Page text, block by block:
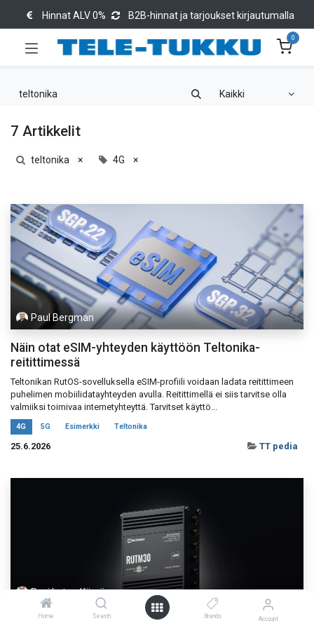
Home Search Brands Account
Hinnat ALV 0% B2B-hinnat ja tarjoukset kirjautumalla
0
Kaikki
7 Artikkelit
teltonika × 4G ×
Paul Bergman
Näin otat eSIM-yhteyden käyttöön Teltonika-
reitittimessä
Teltonikan RutOS-sovelluksella eSIM-profiili voidaan ladata reitittimeen
puhelimen mobiilidatayhteyden avulla. Reitittimellä ei siis tarvitse olla
valmiiksi toimivaa internetyhteyttä. Tarvitset käyttö...
4G 5G Esimerkki Teltonika
25.6.2026 TT pedia
Pasi Latva-Käyrä
Uusi RUTM30 kompakti, tehokas! Valmiina 5G-